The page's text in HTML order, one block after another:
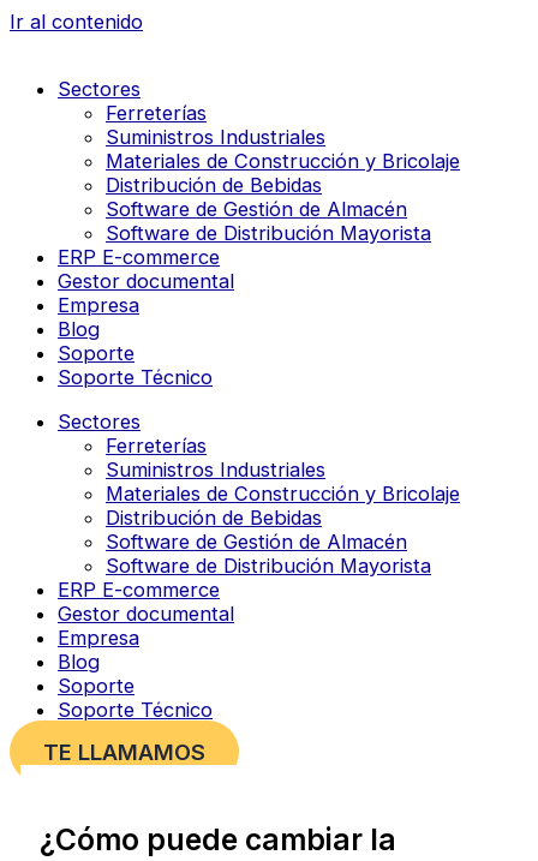
Ir al contenido
Sectores
Ferreterías
Suministros Industriales
Materiales de Construcción y Bricolaje
Distribución de Bebidas
Software de Gestión de Almacén
Software de Distribución Mayorista
ERP E-commerce
Gestor documental
Empresa
Blog
Soporte
Soporte Técnico
Sectores
Ferreterías
Suministros Industriales
Materiales de Construcción y Bricolaje
Distribución de Bebidas
Software de Gestión de Almacén
Software de Distribución Mayorista
ERP E-commerce
Gestor documental
Empresa
Blog
Soporte
Soporte Técnico
TE LLAMAMOS
¿Cómo puede cambiar la